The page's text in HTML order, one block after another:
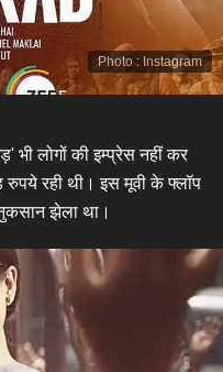
Photo : Instagram
भी लोगों की इम्प्रेस नहीं कर
रही थी। इस मूवी के फ्लॉप
झेला था।